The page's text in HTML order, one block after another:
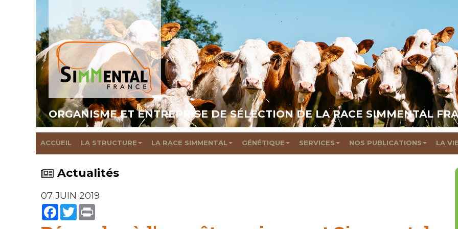
ORGANISME ET ENTREPRISE DE SÉLECTION DE LA RACE SIMMENTAL
ACCUEIL LA STRUCTURE LA RACE SIMMENTAL GÉNÉTIQUE SERVICES NOS PUBLICATIONS LA
Actualités
07 JUIN 2019
Facebook
Twitter